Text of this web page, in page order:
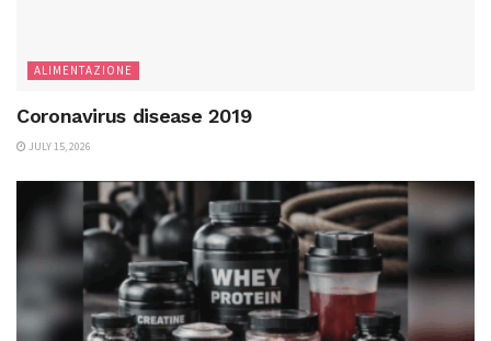
ALIMENTAZIONE
Coronavirus disease 2019
JULY 15, 2026